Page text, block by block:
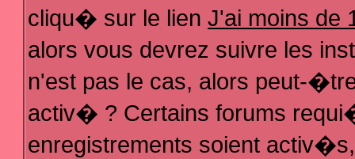
cliqu� sur le lien J'ai moins de
alors vous devrez suivre les
n'est pas le cas, alors peut-
activ� ? Certains forums
enregistrements soient